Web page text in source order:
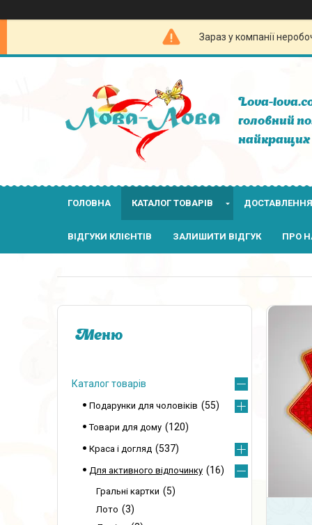
Зараз у компанії
Lova-
головний
найкращих
ГОЛОВНА КАТАЛОГ ТОВАРІВ
ВІДГУКИ КЛІЄНТІВ ЗАЛИШИТИ ВІДГУК ПРО
Каталог товарів
Подарунки для чоловіків 55
Товари для дому 120
Краса і догляд 537
Для активного відпочинку 16
Гральні картки 5
Лото 3